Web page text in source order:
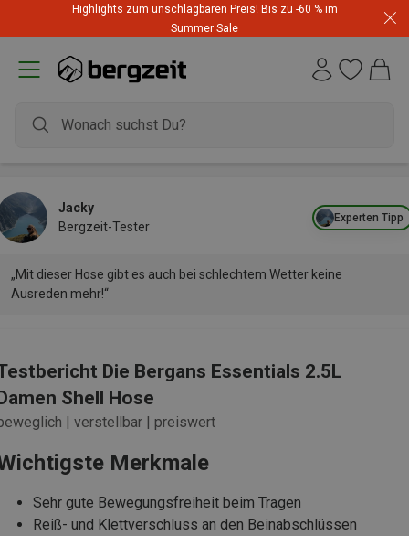
Highlights zum unschlagbaren Preis! Bis zu -60 % im
Summer Sale
Experten Tipp
Jacky
Bergzeit-Tester
„Mit dieser Hose gibt es auch bei schlechtem Wetter keine
Ausreden mehr!“
Die Bergans Essentials 2.5L
Shell Hose
| verstellbar | preiswert
Merkmale
Sehr gute Bewegungsfreiheit beim Tragen
Reiß- und Klettverschluss an den Beinabschlüssen